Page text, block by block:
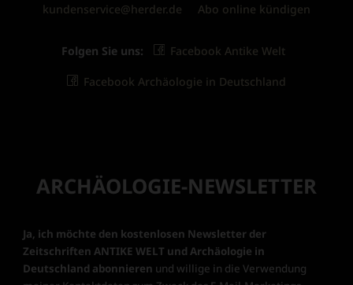
kundenservice@herder.de
Abo online kündigen
Folgen Sie uns: Facebook Antike Welt
Facebook Archäologie in Deutschland
ARCHÄOLOGIE-NEWSLETTER
Ja, ich möchte den kostenlosen Newsletter der
Zeitschriften ANTIKE WELT und Archäologie in
Deutschland abonnieren und willige in die Verwendung